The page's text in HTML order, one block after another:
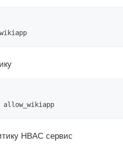
HBAC сервис